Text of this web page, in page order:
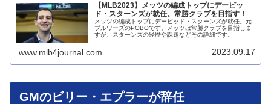
【MLB2023】メッツの編成トップにデービッ
ド・スターンズが就任。常勝クラブを目指す！
メッツの編成トップにデービッド・スターンズが就任。元
ブルワーズのPOBOです。メッツは常勝クラブを目指しま
すが、スターンズの経歴や課題などその詳細です。
www.mlb4journal.com 2023.09.17
GMのビリー・エプラーが辞任